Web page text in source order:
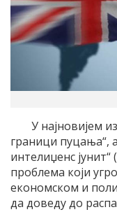
У најновијем
граници пуцања“,
интелиџенс
проблема који
економском и
да доведу до